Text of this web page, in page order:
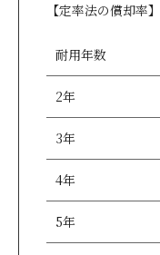
【定率法の償却率】
耐用年数
2年
3年
4年
5年